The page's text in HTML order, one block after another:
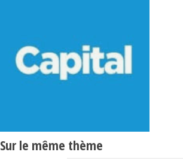
Sur le même thème